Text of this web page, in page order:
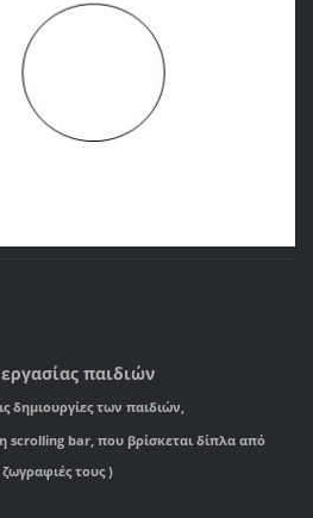
παιδιών
δημιουργίες των παιδιών,
scrolling bar, που βρίσκεται δίπλα από
ζωγραφιές τους )